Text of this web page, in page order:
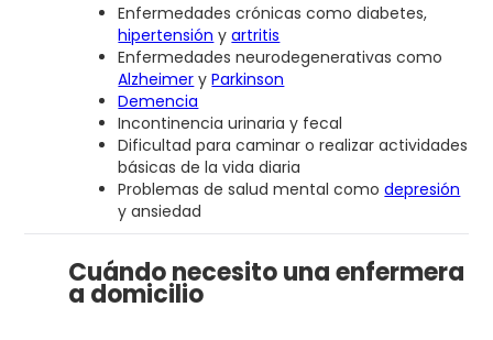
Enfermedades crónicas como diabetes,
hipertensión yartritis
Enfermedades neurodegenerativas como
Alzheimer yParkinson
Demencia
Incontinencia urinaria y fecal
Dificultad para caminar o realizar actividades
básicas de la vida diaria
Problemas de salud mental comodepresión
y ansiedad
Cuándo necesito una enfermera
a domicilio